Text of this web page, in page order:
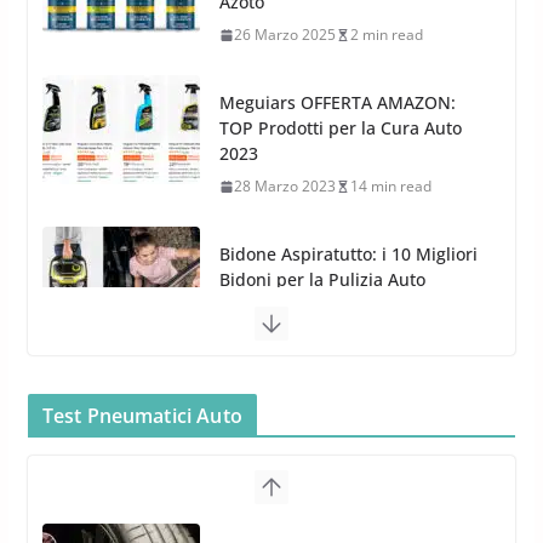
28 Marzo 2023 14 min read
Bidone Aspiratutto: i 10 Migliori
Bidoni per la Pulizia Auto
6 Maggio 2022
Gun per la tua Idropulitrice?
5 Maggio 2022 2 min read
Car Care
26 Marzo 2025 2 min read
Test Pneumatici Auto